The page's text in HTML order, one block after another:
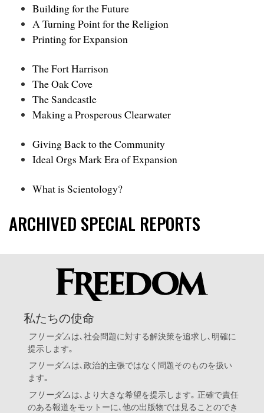
Building for the Future
A Turning Point for the Religion
Printing for Expansion
The Fort Harrison
The Oak Cove
The Sandcastle
Making a Prosperous Clearwater
Giving Back to the Community
Ideal Orgs Mark Era of Expansion
What is Scientology?
ARCHIVED SPECIAL REPORTS
私たちの使命
フリーダムは､社会問題に対する解決策を追求し､明確に
提示します｡
フリーダムは､政治的主張ではなく問題そのものを扱い
ます｡
フリーダムは､より大きな希望を提示します｡ 正確で責任
のある報道をモットーに､他の出版物では見ることのでき